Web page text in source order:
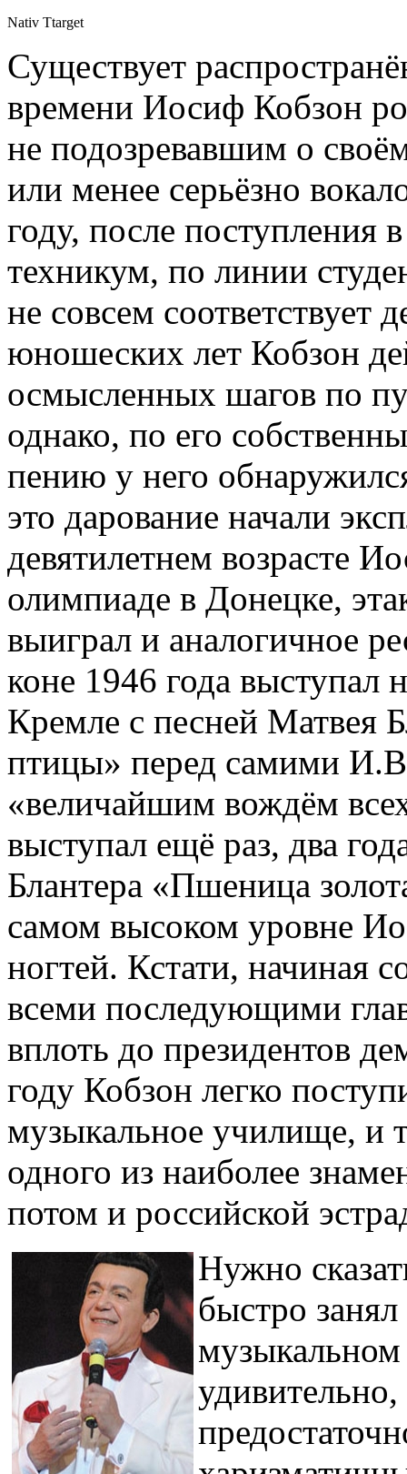
Nativ Ttarget
Существует
времени Иосиф Кобзон
не подозревавшим о
или менее серьёзно
году, после поступления
техникум, по линии
не совсем соответствует
юношеских лет Кобзон
осмысленных шагов по
однако, по его
пению у него
это дарование начали
девятилетнем возрасте
олимпиаде в Донецке,
выиграл и аналогичное
коне 1946 года выступал
Кремле с песней Матвея
птицы» перед самими
«величайшим вождём
выступал ещё раз, два
Блантера «Пшеница
самом высоком уровне
ногтей. Кстати, начиная
всеми последующими
вплоть до президентов
году Кобзон легко
музыкальное училище, и
одного из наиболее
потом и российской
Нужно
быстро
музыкальном